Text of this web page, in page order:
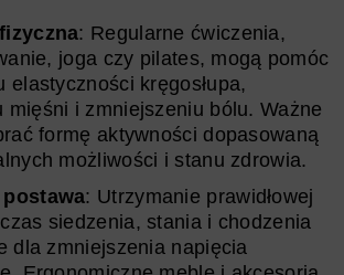
: Regularne ćwiczenia,
joga czy pilates, mogą pomóc
elastyczności kręgosłupa,
mięśni i zmniejszeniu bólu. Ważne
formę aktywności dopasowaną
możliwości i stanu zdrowia.
postawa: Utrzymanie prawidłowej
siedzenia, stania i chodzenia
dla zmniejszenia napięcia